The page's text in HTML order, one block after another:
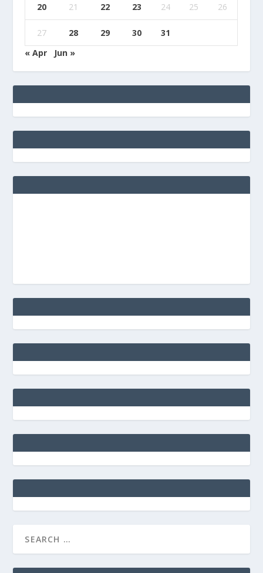
20 21 22 23 24 25 26
27 28 29 30
31
« Apr
Jun »